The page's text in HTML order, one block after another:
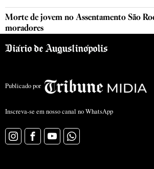
Morte de jovem no Assentamento São
moradores
Publicado por
Inscreva-se em nosso canal no WhatsApp